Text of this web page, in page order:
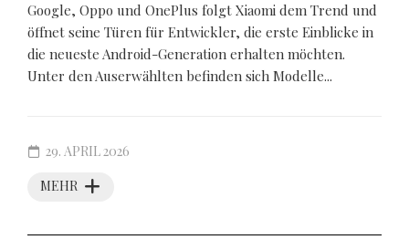
Google, Oppo und OnePlus folgt Xiaomi dem Trend und
öffnet seine Türen für Entwickler, die erste Einblicke in
die neueste Android-Generation erhalten möchten.
Unter den Auserwählten befinden sich Modelle...
MEHR
29. APRIL 2026